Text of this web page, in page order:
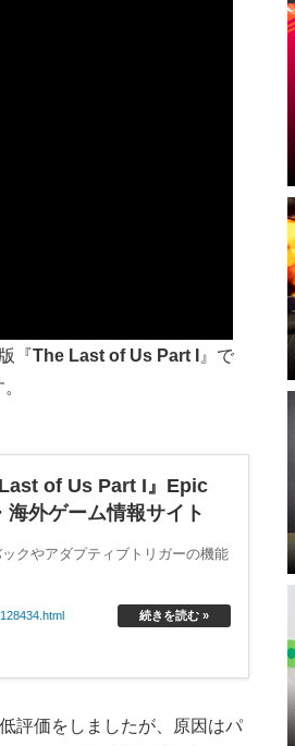
『The Last of Us Part I 』で
of Us Part I』Epic
外ゲーム情報サイト
クやアダプティブトリガーの機能
続きを読む »
評価をしましたが、原因はパ